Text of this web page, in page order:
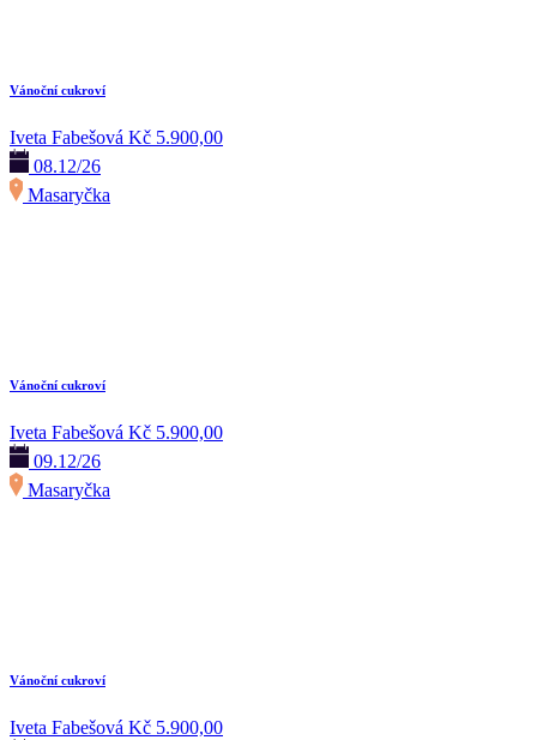
Vánoční cukroví
Iveta Fabešová Kč 5.900,00
08.12/26
Masaryčka
Vánoční cukroví
Iveta Fabešová Kč 5.900,00
09.12/26
Masaryčka
Vánoční cukroví
Iveta Fabešová Kč 5.900,00